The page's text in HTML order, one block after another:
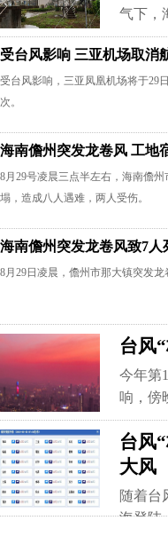
气下，
受台风影响 三亚机场取消
受台风影响，三亚凤凰机场将于29
次。
海南儋州突发龙卷风 工地
8月29号凌晨三点半左右，海南儋
塌，造成八人遇难，两人受伤。
海南儋州突发龙卷风致7人
8月29日凌晨，儋州市那大镇突发龙
台风
今年第
响，傍
台风
大风
随着台
海登陆